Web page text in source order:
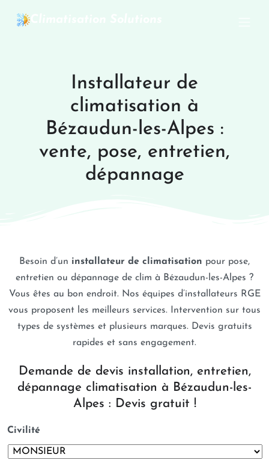
Installateur de
climatisation à
Bézaudun-les-Alpes :
vente, pose, entretien,
dépannage
Besoin d’un installateur de climatisation pour pose,
entretien ou dépannage de clim à Bézaudun-les-Alpes ?
Vous êtes au bon endroit. Nos équipes d’installateurs RGE
vous proposent les meilleurs services. Intervention sur tous
types de systèmes et plusieurs marques. Devis gratuits
rapides et sans engagement.
Demande de devis installation, entretien,
dépannage climatisation à Bézaudun-les-
Alpes : Devis gratuit !
Civilité